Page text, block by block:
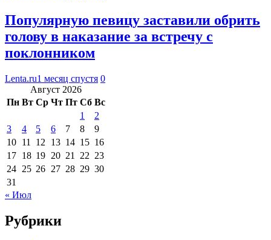
Популярную певицу заставили обрить
голову в наказание за встречу с
поклонником
Lenta.ru1 месяц спустя 0
Август 2026
Пн Вт Ср Чт Пт Сб Вс
1
2
3
4 5 6 7 8
9
10 11 12 13 14 15 16
17 18 19 20 21 22 23
24 25 26 27 28 29 30
31
« Июл
Рубрики